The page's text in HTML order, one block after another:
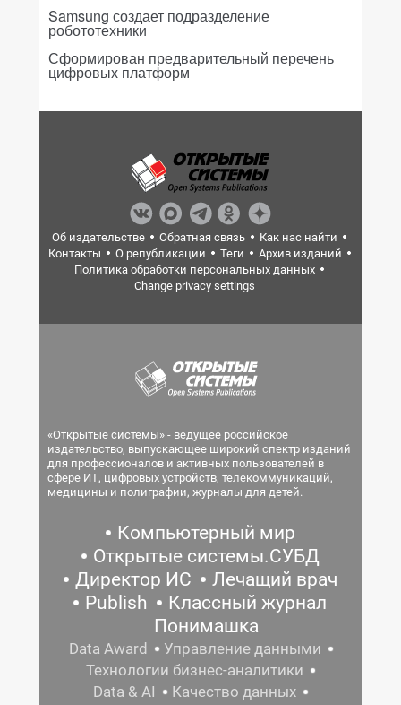
Samsung создает подразделение
робототехники
Сформирован предварительный перечень
цифровых платформ
Об издательстве Обратная связь
Как нас найти
Контакты
О републикации Теги
Архив изданий
Политика обработки персональных данных
Change privacy settings
«Открытые системы» - ведущее российское
издательство, выпускающее широкий спектр изданий
для профессионалов и активных пользователей в
сфере ИТ, цифровых устройств, телекоммуникаций,
медицины и полиграфии, журналы для детей.
Компьютерный мир
Открытые системы.СУБД
Директор ИС
Лечащий врач
Publish
Классный журнал
Понимашка
Data Award
Управление данными
Технологии бизнес-аналитики
Data & AI
Качество данных